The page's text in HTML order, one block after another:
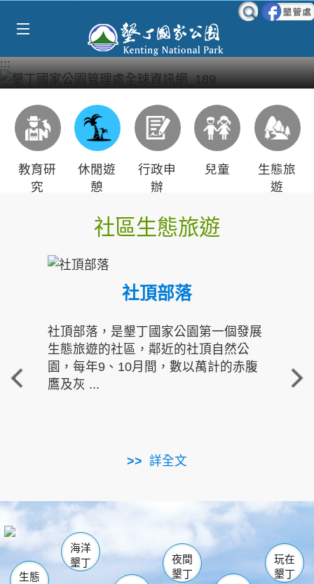
:::
教育研
究
休閒遊
憩
行政申
辦
兒童
生態旅
遊
社區生態旅遊
社頂部落
社頂部落，是墾丁國家公園第一個發展
生態旅遊的社區，鄰近的社頂自然公
園，每年9、10月間，數以萬計的赤腹
鷹及灰 ...
詳全文
重
走進
南仁湖
海生館
恆春 佳樂水
龍鑾潭自然中心 森林遊樂區
瓊麻館
關山 墾管處遊客中心
社頂公園 風吹沙
船帆石
白砂 龍磐公園
香蕉灣
砂島
鵝鑾鼻
生態
海洋
墾丁
夜間
墾丁
玩在
墾丁